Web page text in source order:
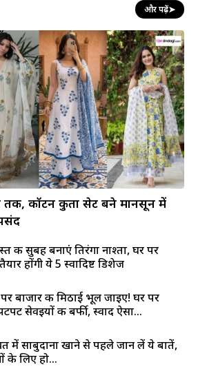
और पढ़ें➤
कॉटन कुर्ता सेट बने मानसून में
की सुबह बनाएं तिरंगा नाश्ता, घर पर
होंगी ये 5 स्वादिष्ट डिशेज
पर बाजार की मिठाई भूल जाइए! घर पर
सेवइयों की बर्फी, स्वाद ऐसा...
में साबुदाना खाने से पहले जान लें ये बातें,
के लिए हो...